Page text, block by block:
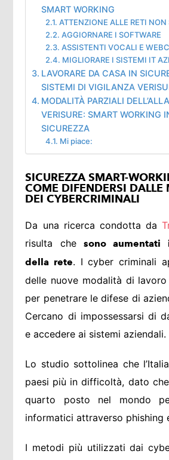
SMART WORKING
ATTENZIONE ALLE RETI NON
AGGIORNARE I SOFTWARE
ASSISTENTI VOCALI E
MIGLIORARE I SISTEMI IT
LAVORARE DA CASA IN
SISTEMI DI VIGILANZA
MODALITÀ PARZIALI
VERISURE: SMART WORKING
SICUREZZA
Mi piace:
SICUREZZA SMART-
COME DIFENDERSI DALLE
DEI CYBERCRIMINALI
Da una ricerca condotta da
risulta che sono aumentati
della rete. I cyber criminali
delle nuove modalità di
per penetrare le difese di
Cercano di impossessarsi di
e accedere ai sistemi aziendali.
Lo studio sottolinea che
paesi più in difficoltà, dato
quarto posto nel mondo
informatici attraverso phishing
I metodi più utilizzati dai